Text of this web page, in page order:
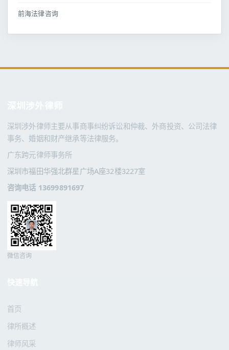
前海法律咨询
深圳涉外律师主要从事商事纠纷诉讼和仲裁、外商投资、公司法律
事务、婚姻和财产继承等法律服务。
广东跨元律师事务所
深圳市福田华强北群星广场A座32楼3227室
咨询电话 13699891697
微信咨询
首页
律所概述
律师风采